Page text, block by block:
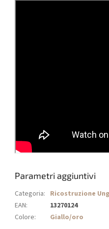
Parametri aggiuntivi
Categoria: Ricostruzione
EAN:
13270124
Colore: Giallo/oro